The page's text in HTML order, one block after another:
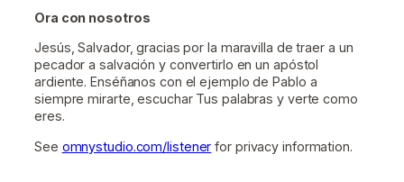
Ora con nosotros
Jesús, Salvador, gracias por la maravilla de traer a un
pecador a salvación y convertirlo en un apóstol
ardiente. Enséñanos con el ejemplo de Pablo a
siempre mirarte, escuchar Tus palabras y verte como
eres.
See omnystudio.com/listener for privacy information.